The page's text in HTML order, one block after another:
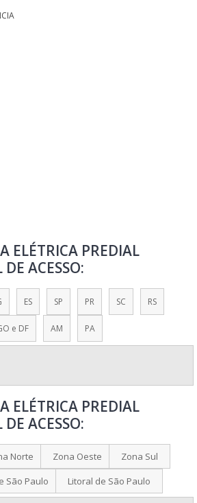
IRRIGAÇÃO
GERADOR
IRRIGAÇÃO
ELEVADORES
MOTORES
ELÉTRICA PREDIAL
ACESSO:
ES SP PR SC RS
e DF AM PA
ELÉTRICA PREDIAL
ACESSO:
Norte Zona Oeste
Zona Sul
São Paulo Litoral de São Paulo